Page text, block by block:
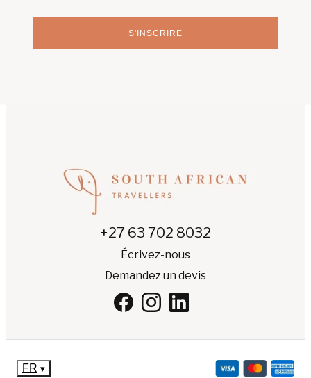
S'INSCRIRE
+27 63 702 8032
Écrivez-nous
Demandez un devis
FR ▾